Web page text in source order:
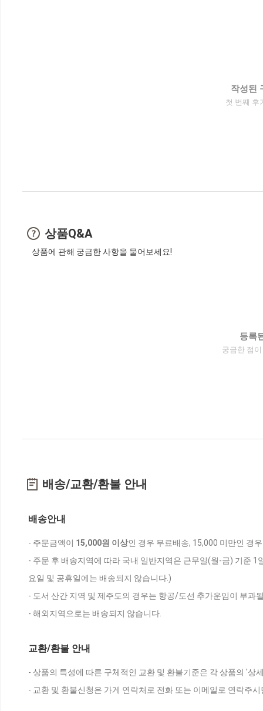
작성된
첫 번째 후
상품Q&A
상품에 관해 궁금한 사항을 물어보세요!
등록
궁금한 점
배송/교환/환불 안내
배송안내
- 주문금액이 15,000원 이상인 경우 무료배송, 15,000 미만인 경
- 주문 후 배송지역에 따라 국내 일반지역은 근무일(월-금) 기준
요일 및 공휴일에는 배송되지 않습니다.)
- 도서 산간 지역 및 제주도의 경우는 항공/도선 추가운임이 부과
- 해외지역으로는 배송되지 않습니다.
교환/환불 안내
- 상품의 특성에 따른 구체적인 교환 및 환불기준은 각 상품의 '상
- 교환 및 환불신청은 가게 연락처로 전화 또는 이메일로 연락주